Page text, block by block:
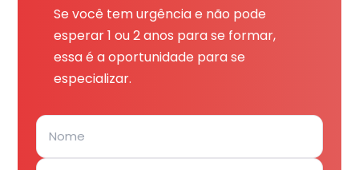
Se você tem urgência e não pode
esperar 1 ou 2 anos para se formar,
essa é a oportunidade para se
especializar.